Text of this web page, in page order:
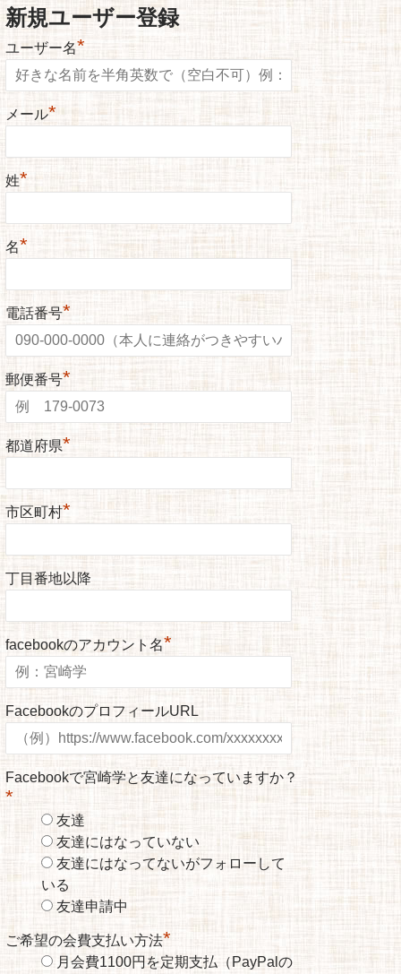
新規ユーザー登録
ユーザー名*
メール*
姓*
名*
電話番号*
郵便番号*
都道府県*
市区町村*
丁目番地以降
facebookのアカウント名*
FacebookのプロフィールURL
Facebookで宮崎学と友達になっていますか？
*
友達
友達にはなっていない
友達にはなってないがフォローして
いる
友達申請中
ご希望の会費支払い方法*
月会費1100円を定期支払（PayPalの